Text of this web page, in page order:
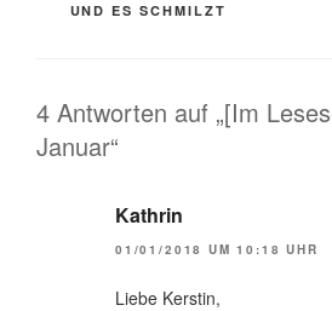
UND ES SCHMILZT
4 Antworten auf „[Im
Januar“
Kathrin
01/01/2018 UM 10:18 UHR
Liebe Kerstin,